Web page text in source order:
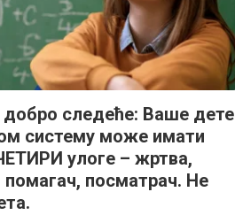
добро следеће: Ваше дете
систему може имати
улоге – жртва,
помагач, посматрач. Не